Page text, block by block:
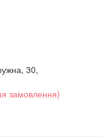
30,
замовлення)